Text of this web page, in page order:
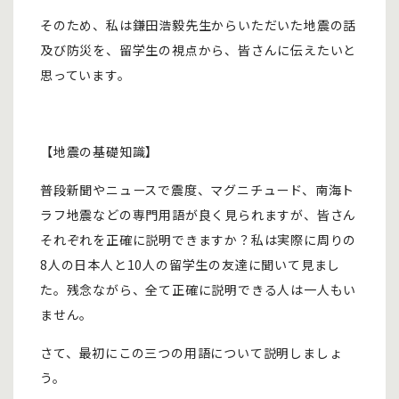
そのため、私は鎌田浩毅先生からいただいた地震の話
及び防災を、留学生の視点から、皆さんに伝えたいと
思っています。
【地震の基礎知識】
普段新聞やニュースで震度、マグニチュード、南海ト
ラフ地震などの専門用語が良く見られますが、皆さん
それぞれを正確に説明できますか？私は実際に周りの
8人の日本人と10人の留学生の友達に聞いて見まし
た。残念ながら、全て正確に説明できる人は一人もい
ません。
さて、最初にこの三つの用語について説明しましょ
う。